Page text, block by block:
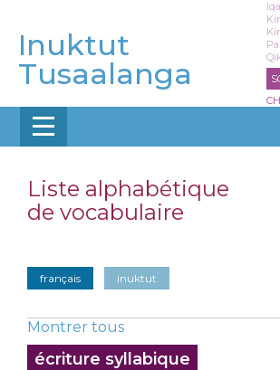
contenu
principal
Inuktut
Tusaalanga
Liste alphabétique
de vocabulaire
français inuktut
Montrer tous
écriture syllabique